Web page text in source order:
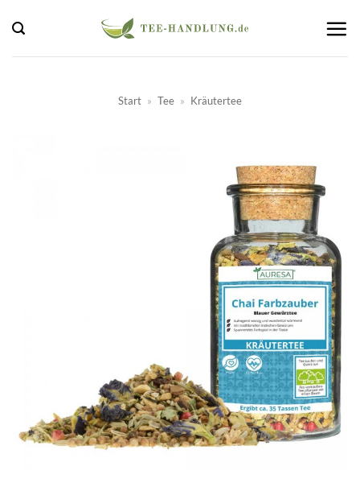
Inhalt
springen
Start » Tee » Kräutertee